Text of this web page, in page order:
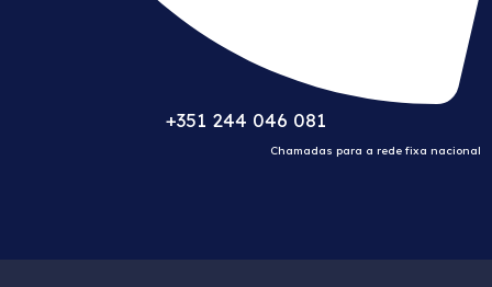
+351 244 046 081
Chamadas para a rede fixa nacional